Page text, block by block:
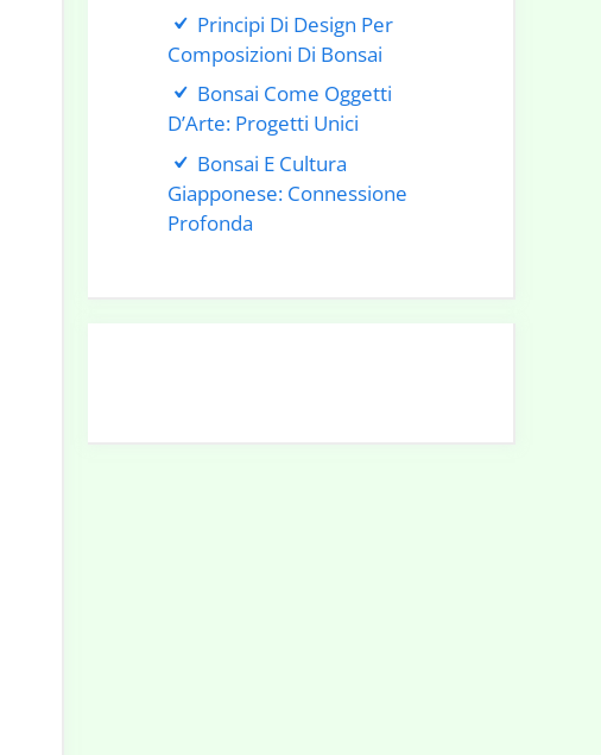
Principi Di Design Per
Composizioni Di Bonsai
Bonsai Come Oggetti
D’Arte: Progetti Unici
Bonsai E Cultura
Giapponese: Connessione
Profonda